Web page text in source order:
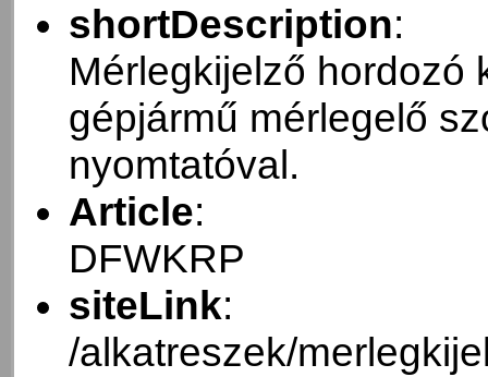
shortDescription:
Mérlegkijelző hordozó
gépjármű mérlegelő
nyomtatóval.
Article:
DFWKRP
siteLink:
/alkatreszek/